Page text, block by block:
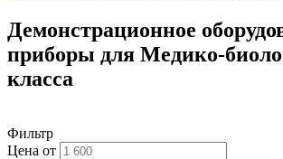
Демонстрационное
приборы для Медико-
класса
Фильтр
Цена от